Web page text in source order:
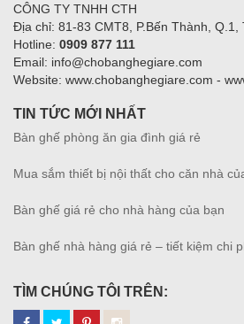
CÔNG TY TNHH CTH
Địa chỉ: 81-83 CMT8, P.Bến Thành, Q.1,
Hotline: 0909 877 111
Email: info@chobanghegiare.com
Website: www.chobanghegiare.com -
TIN TỨC MỚI NHẤT
Bàn ghế phòng ăn gia đình giá rẻ
Mua sắm thiết bị nội thất cho căn nhà
Bàn ghế giá rẻ cho nhà hàng của bạn
Bàn ghế nhà hàng giá rẻ – tiết kiệm chi
TÌM CHÚNG TÔI TRÊN: